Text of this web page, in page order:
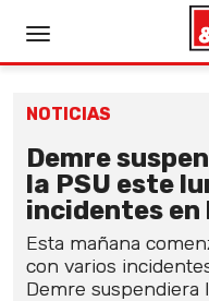
NOTICIAS
Demre
la PSU este
incidentes
Esta mañana
con varios
Demre suspendiera